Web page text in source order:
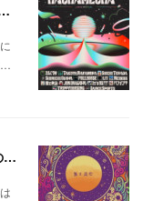
ぐりずが桐生をハチャメチャに彩る。
…
【満月祭】真夏の満月の夜に出現する自由の桃源郷。